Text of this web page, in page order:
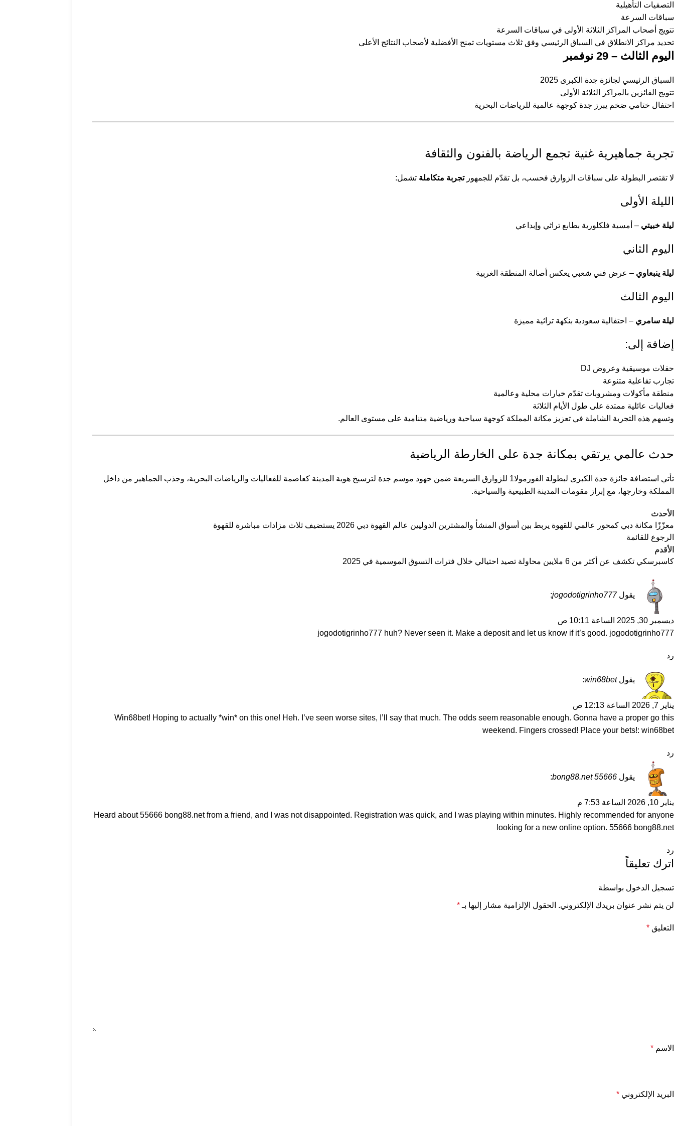
التصفيات التأهيلية
سباقات السرعة
تتويج أصحاب المراكز الثلاثة الأولى في سباقات السرعة
تحديد مراكز الانطلاق في السباق الرئيسي وفق ثلاث مستويات تمنح الأفضلية لأصحاب النتائج الأعلى
اليوم الثالث – 29 نوفمبر
السباق الرئيسي لجائزة جدة الكبرى 2025
تتويج الفائزين بالمراكز الثلاثة الأولى
احتفال ختامي ضخم يبرز جدة كوجهة عالمية للرياضات البحرية
تجربة جماهيرية غنية تجمع الرياضة بالفنون والثقافة
لا تقتصر البطولة على سباقات الزوارق فحسب، بل تقدّم للجمهورتجربة متكاملة تشمل:
الليلة الأولى
ليلة خبيتي – أمسية فلكلورية بطابع تراثي وإبداعي
اليوم الثاني
ليلة ينبعاوي – عرض فني شعبي يعكس أصالة المنطقة الغربية
اليوم الثالث
ليلة سامري – احتفالية سعودية بنكهة تراثية مميزة
إضافة إلى:
حفلات موسيقية وعروض DJ
تجارب تفاعلية متنوعة
منطقة مأكولات ومشروبات تقدّم خيارات محلية وعالمية
فعاليات عائلية ممتدة على طول الأيام الثلاثة
وتسهم هذه التجربة الشاملة في تعزيز مكانة المملكة كوجهة سياحية ورياضية متنامية على مستوى العالم.
حدث عالمي يرتقي بمكانة جدة على الخارطة الرياضية
تأتي استضافة جائزة جدة الكبرى لبطولة الفورمولا1 للزوارق السريعة ضمن جهود موسم جدة لترسيخ هوية المدينة كعاصمة للفعاليات والرياضات البحرية، وجذب الجماهير من داخل
المملكة وخارجها، مع إبراز مقومات المدينة الطبيعية والسياحية.
الأحدث
معزّزًا مكانة دبي كمحور عالمي للقهوة يربط بين أسواق المنشأ والمشترين الدوليين عالم القهوة دبي 2026 يستضيف ثلاث مزادات مباشرة للقهوة
الرجوع للقائمة
الأقدم
كاسبرسكي تكشف عن أكثر من 6 ملايين محاولة تصيد احتيالي خلال فترات التسوق الموسمية في 2025
يقول jogodotigrinho777
:
ديسمبر 30, 2025 الساعة 10:11 ص
jogodotigrinho777 huh? Never seen it. Make a deposit and let us know if it’s good. jogodotigrinho777
رد
يقول win68bet
:
يناير 7, 2026 الساعة 12:13 ص
Win68bet! Hoping to actually *win* on this one! Heh. I’ve seen worse sites, I’ll say that much. The odds seem reasonable enough. Gonna have a proper go this
weekend. Fingers crossed! Place your bets!: win68bet
رد
يقول 55666 bong88.net
:
يناير 10, 2026 الساعة 7:53 م
Heard about 55666 bong88.net from a friend, and I was not disappointed. Registration was quick, and I was playing within minutes. Highly recommended for anyone
looking for a new online option. 55666 bong88.net
رد
اترك تعليقاً
تسجيل الدخول بواسطة
لن يتم نشر عنوان بريدك الإلكتروني. الحقول الإلزامية مشار إليها بـ *
التعليق *
الاسم *
البريد الإلكتروني *